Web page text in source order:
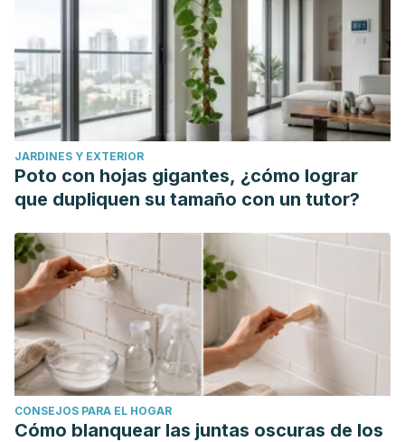
JARDINES Y EXTERIOR
Poto con hojas gigantes, ¿cómo lograr
que dupliquen su tamaño con un tutor?
CONSEJOS PARA EL HOGAR
Cómo blanquear las juntas oscuras de los